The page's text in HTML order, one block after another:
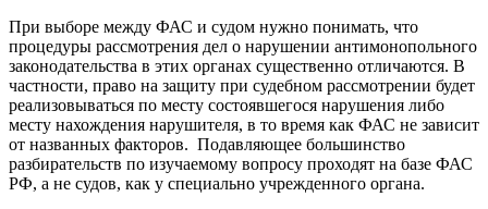
При выборе между ФАС и судом нужно понимать, что
процедуры рассмотрения дел о нарушении антимонопольного
законодательства в этих органах существенно отличаются. В
частности, право на защиту при судебном рассмотрении будет
реализовываться по месту состоявшегося нарушения либо
месту нахождения нарушителя, в то время как ФАС не зависит
от названных факторов. Подавляющее большинство
разбирательств по изучаемому вопросу проходят на базе ФАС
РФ, а не судов, как у специально учрежденного органа.